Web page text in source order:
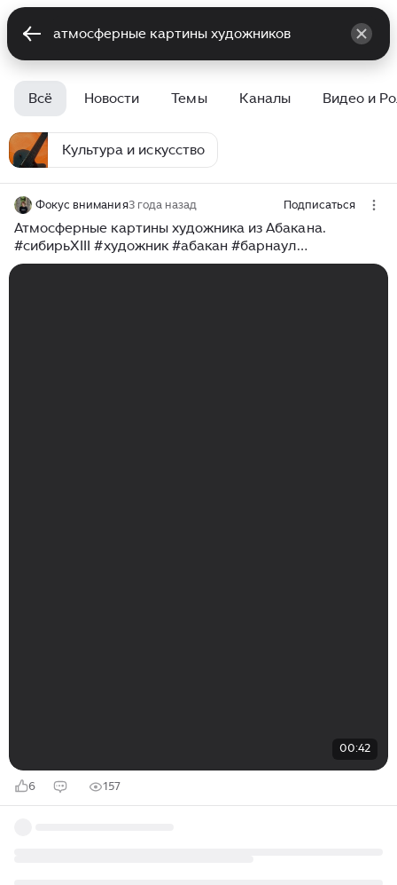
Всё Новости Темы Каналы Видео и
Культура и искусство
Фокус внимания3 года назад Подписаться
Атмосферные картины художника из Абакана.
#сибирьXIII #художник #абакан #барнаул
#выставкакартин #яхудожникятаквижу
00:42
6 157